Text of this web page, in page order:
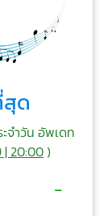
ด
จำวัน อัพเดท
20:00)
-